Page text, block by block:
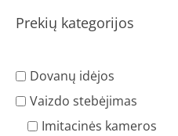
Prekių kategorijos
Dovanų idėjos
Vaizdo stebėjimas
Imitacinės kameros